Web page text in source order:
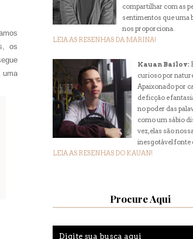
os
uma
compartilhar com as
sentimentos que uma
nos proporciona.
LEIA AS RESENHAS DA MARINA!
Kauan Bailov:
curioso por
Apaixonado por
de ficção e
no poder das
como um sábio
vez, elas são
inesgotável fonte
LEIA AS RESENHAS DO KAUAN!
Procure Aqui